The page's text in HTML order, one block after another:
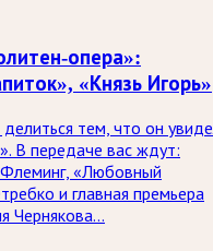
опера»:
«Князь Игорь»
тем, что он
В передаче вас ждут:
«Любовный
и главная премьера
Чернякова…